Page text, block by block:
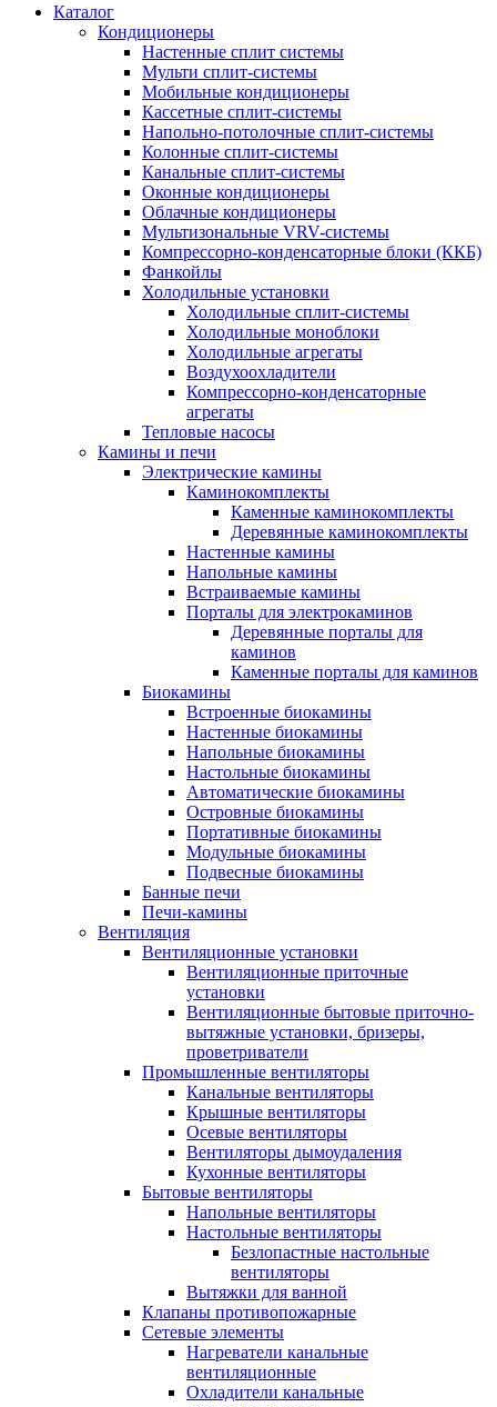
Каталог
Кондиционеры
Настенные сплит системы
Мульти сплит-системы
Мобильные кондиционеры
Кассетные сплит-системы
Напольно-потолочные сплит-системы
Колонные сплит-системы
Канальные сплит-системы
Оконные кондиционеры
Облачные кондиционеры
Мультизональные VRV-системы
Компрессорно-конденсаторные блоки (ККБ)
Фанкойлы
Холодильные установки
Холодильные сплит-системы
Холодильные моноблоки
Холодильные агрегаты
Воздухоохладители
Компрессорно-конденсаторные
агрегаты
Тепловые насосы
Камины и печи
Электрические камины
Каминокомплекты
Каменные каминокомплекты
Деревянные каминокомплекты
Настенные камины
Напольные камины
Встраиваемые камины
Порталы для электрокаминов
Деревянные порталы для
каминов
Каменные порталы для каминов
Биокамины
Встроенные биокамины
Настенные биокамины
Напольные биокамины
Настольные биокамины
Автоматические биокамины
Островные биокамины
Портативные биокамины
Модульные биокамины
Подвесные биокамины
Банные печи
Печи-камины
Вентиляция
Вентиляционные установки
Вентиляционные приточные
установки
Вентиляционные бытовые приточно-
вытяжные установки, бризеры,
проветриватели
Промышленные вентиляторы
Канальные вентиляторы
Крышные вентиляторы
Осевые вентиляторы
Вентиляторы дымоудаления
Кухонные вентиляторы
Бытовые вентиляторы
Напольные вентиляторы
Настольные вентиляторы
Безлопастные настольные
вентиляторы
Вытяжки для ванной
Клапаны противопожарные
Сетевые элементы
Нагреватели канальные
вентиляционные
Охладители канальные